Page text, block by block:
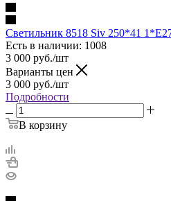
Светильник 8518 Siv 250*41
Есть в наличии: 1008
3 000 руб./шт
Варианты цен
3 000 руб./шт
Подробности
В корзину